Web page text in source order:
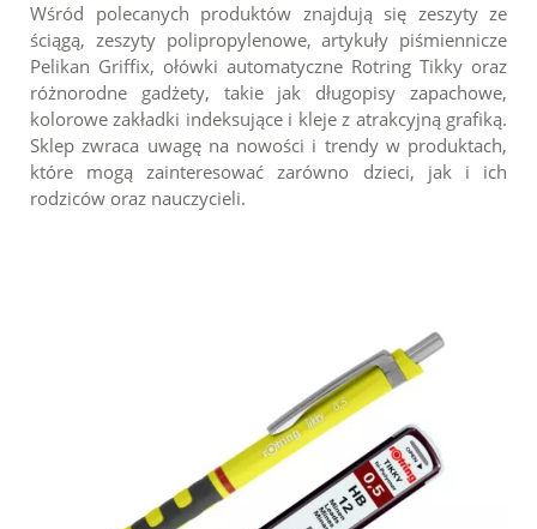
Wśród polecanych produktów znajdują się zeszyty ze
ściągą, zeszyty polipropylenowe, artykuły piśmiennicze
Pelikan Griffix, ołówki automatyczne Rotring Tikky oraz
różnorodne gadżety, takie jak długopisy zapachowe,
kolorowe zakładki indeksujące i kleje z atrakcyjną grafiką.
Sklep zwraca uwagę na nowości i trendy w produktach,
które mogą zainteresować zarówno dzieci, jak i ich
rodziców oraz nauczycieli.